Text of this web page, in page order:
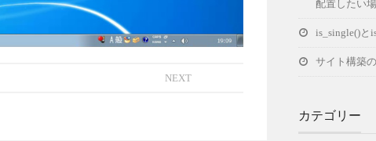
NEXT
配置したい
is_single()と
サイト構築
カテゴリー